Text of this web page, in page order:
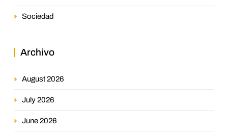
Sociedad
Archivo
August 2026
July 2026
June 2026